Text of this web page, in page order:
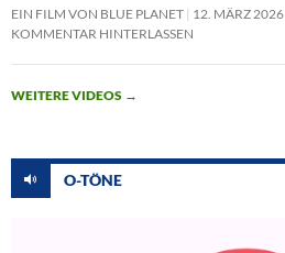
EIN FILM VON BLUE PLANET 12. MÄRZ 2026
KOMMENTAR HINTERLASSEN
WEITERE VIDEOS →
O-TÖNE